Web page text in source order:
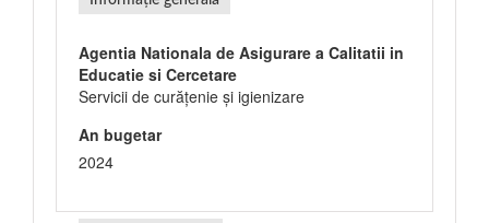
Agentia Nationala de Asigurare a Calitatii in
Educatie si Cercetare
Servicii de curăţenie şi igienizare
An bugetar
2024